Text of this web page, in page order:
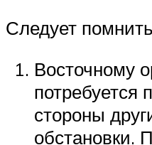
Следует
Восточному
потребуется
стороны
обстановки.